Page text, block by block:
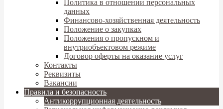
Политика в отношении персональных
данных
Финансово-хозяйственная деятельность
Положение о закупках
Положения о пропускном и
внутриобъектовом режиме
Договор оферты на оказание услуг
Контакты
Реквизиты
Вакансии
Правила и безопасность
Антикоррупционная деятельность